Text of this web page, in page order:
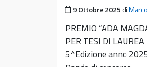
Pubblicato il
9 Ottobre 2025di
PREMIO “ADA
PER TESI DI
5^Edizione anno 2025